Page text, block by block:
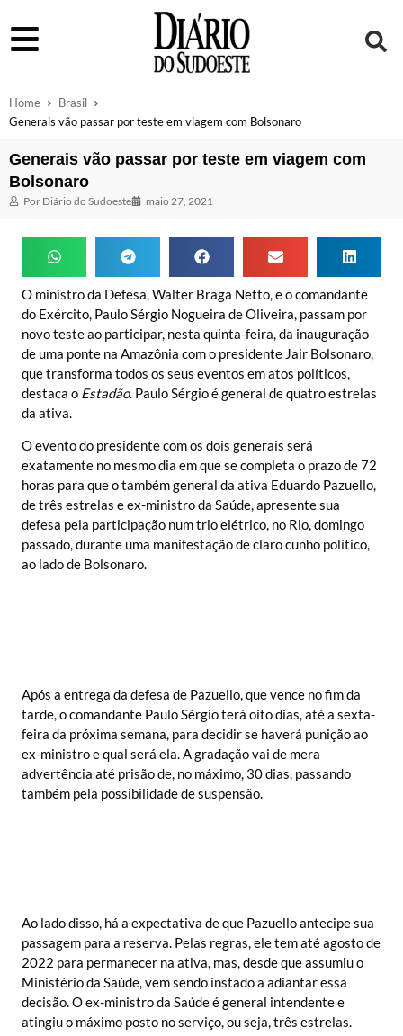
Home
Brasil
Generais vão passar por teste em viagem com Bolsonaro
Generais vão passar por teste em viagem com
Bolsonaro
Por Diário do Sudoeste maio 27, 2021
O ministro da Defesa, Walter Braga Netto, e o comandante
do Exército, Paulo Sérgio Nogueira de Oliveira, passam por
novo teste ao participar, nesta quinta-feira, da inauguração
de uma ponte na Amazônia com o presidente Jair Bolsonaro,
que transforma todos os seus eventos em atos políticos,
destaca o Estadão. Paulo Sérgio é general de quatro estrelas
da ativa.
O evento do presidente com os dois generais será
exatamente no mesmo dia em que se completa o prazo de 72
horas para que o também general da ativa Eduardo Pazuello,
de três estrelas e ex-ministro da Saúde, apresente sua
defesa pela participação num trio elétrico, no Rio, domingo
passado, durante uma manifestação de claro cunho político,
ao lado de Bolsonaro.
Após a entrega da defesa de Pazuello, que vence no fim da
tarde, o comandante Paulo Sérgio terá oito dias, até a sexta-
feira da próxima semana, para decidir se haverá punição ao
ex-ministro e qual será ela. A gradação vai de mera
advertência até prisão de, no máximo, 30 dias, passando
também pela possibilidade de suspensão.
Ao lado disso, há a expectativa de que Pazuello antecipe sua
passagem para a reserva. Pelas regras, ele tem até agosto de
2022 para permanecer na ativa, mas, desde que assumiu o
Ministério da Saúde, vem sendo instado a adiantar essa
decisão. O ex-ministro da Saúde é general intendente e
atingiu o máximo posto no serviço, ou seja, três estrelas.